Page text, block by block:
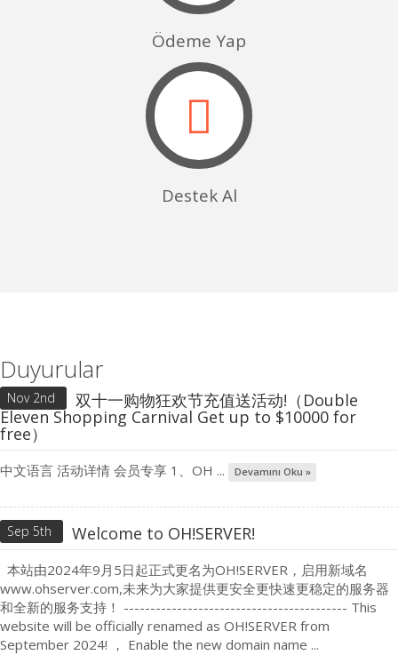
Ödeme Yap
Destek Al
Duyurular
Nov 2nd 双十一购物狂欢节充值送活动!（Double
Eleven Shopping Carnival Get up to $10000 for
free）
中文语言 活动详情 会员专享 1、OH ... Devamını Oku »
Sep 5th Welcome to OH!SERVER!
本站由2024年9月5日起正式更名为OH!SERVER，启用新域名
www.ohserver.com,未来为大家提供更安全更快速更稳定的服务器
和全新的服务支持！ ------------------------------------------ This
website will be officially renamed as OH!SERVER from
September 2024! ， Enable the new domain name ...